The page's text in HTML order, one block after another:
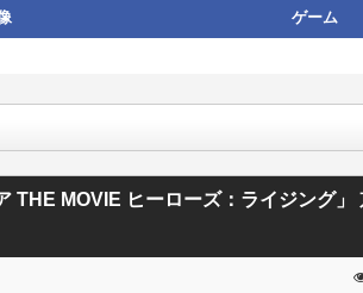
ゲーム
ズ：ライジング」 京都・東映太秦映画村で出張模擬
THE MOVIE ヒーローズ：ライジング」